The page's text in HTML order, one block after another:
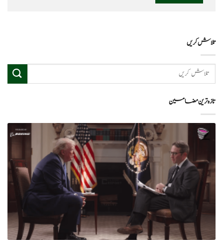
تلاش کریں
تازہ ترین مضامین